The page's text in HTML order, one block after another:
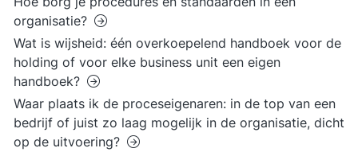
organisatie?
Wat is wijsheid: één overkoepelend handboek voor de
holding of voor elke business unit een eigen
handboek?
Waar plaats ik de proceseigenaren: in de top van een
bedrijf of juist zo laag mogelijk in de organisatie, dicht
op de uitvoering?